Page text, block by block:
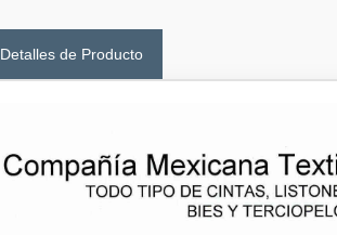
Detalles de Producto